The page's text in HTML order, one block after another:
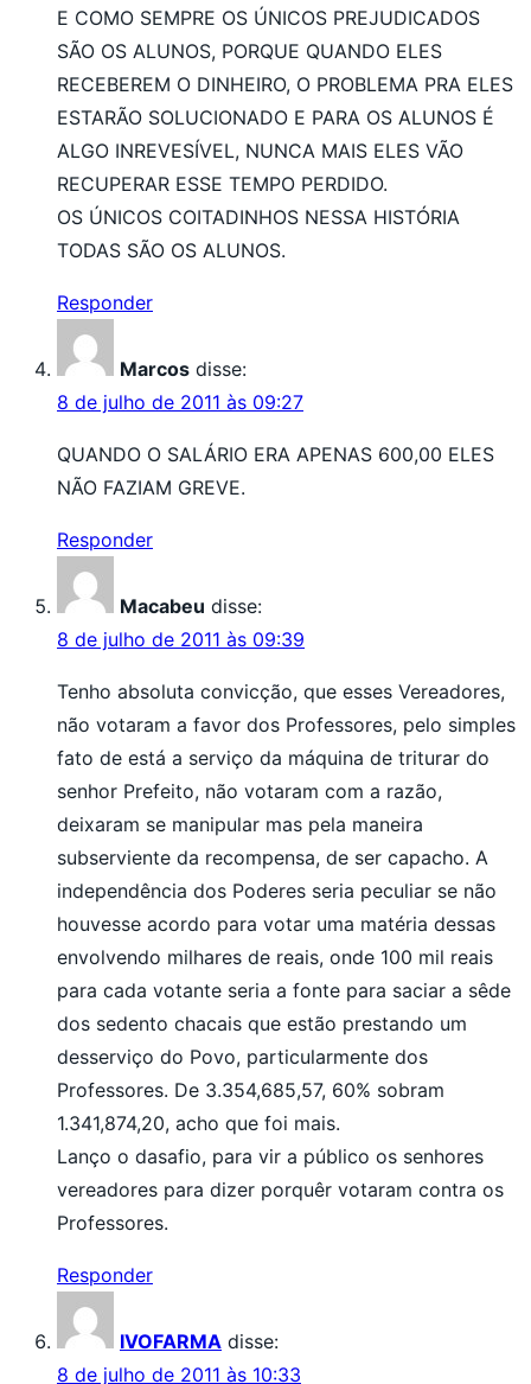
E COMO SEMPRE OS ÚNICOS PREJUDICADOS
SÃO OS ALUNOS, PORQUE QUANDO ELES
RECEBEREM O DINHEIRO, O PROBLEMA PRA ELES
ESTARÃO SOLUCIONADO E PARA OS ALUNOS É
ALGO INREVESÍVEL, NUNCA MAIS ELES VÃO
RECUPERAR ESSE TEMPO PERDIDO.
OS ÚNICOS COITADINHOS NESSA HISTÓRIA
TODAS SÃO OS ALUNOS.
Responder
Marcos disse:
8 de julho de 2011 às 09:27
QUANDO O SALÁRIO ERA APENAS 600,00 ELES
NÃO FAZIAM GREVE.
Responder
Macabeu disse:
8 de julho de 2011 às 09:39
Tenho absoluta convicção, que esses Vereadores,
não votaram a favor dos Professores, pelo simples
fato de está a serviço da máquina de triturar do
senhor Prefeito, não votaram com a razão,
deixaram se manipular mas pela maneira
subserviente da recompensa, de ser capacho. A
independência dos Poderes seria peculiar se não
houvesse acordo para votar uma matéria dessas
envolvendo milhares de reais, onde 100 mil reais
para cada votante seria a fonte para saciar a sêde
dos sedento chacais que estão prestando um
desserviço do Povo, particularmente dos
Professores. De 3.354,685,57, 60% sobram
1.341,874,20, acho que foi mais.
Lanço o dasafio, para vir a público os senhores
vereadores para dizer porquêr votaram contra os
Professores.
Responder
IVOFARMA disse:
8 de julho de 2011 às 10:33